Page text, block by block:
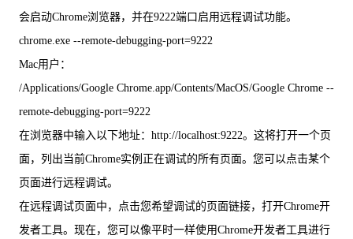
会启动Chrome浏览器，并在9222端口启用远程调试功能。
chrome.exe --remote-debugging-port=9222
Mac用户：
/Applications/Google Chrome.app/Contents/MacOS/Google Chrome --
remote-debugging-port=9222
在浏览器中输入以下地址：http://localhost:9222。这将打开一个页
面，列出当前Chrome实例正在调试的所有页面。您可以点击某个
页面进行远程调试。
在远程调试页面中，点击您希望调试的页面链接，打开Chrome开
发者工具。现在，您可以像平时一样使用Chrome开发者工具进行